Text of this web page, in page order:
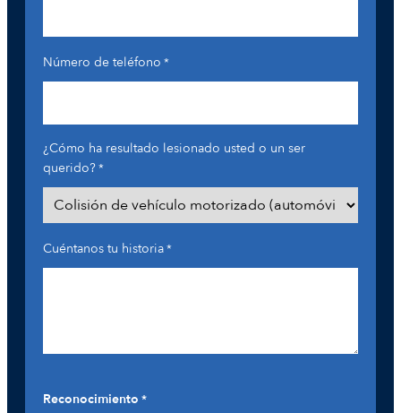
Número de teléfono *
¿Cómo ha resultado lesionado usted o un ser
querido?*
Cuéntanos tu historia*
Reconocimiento *